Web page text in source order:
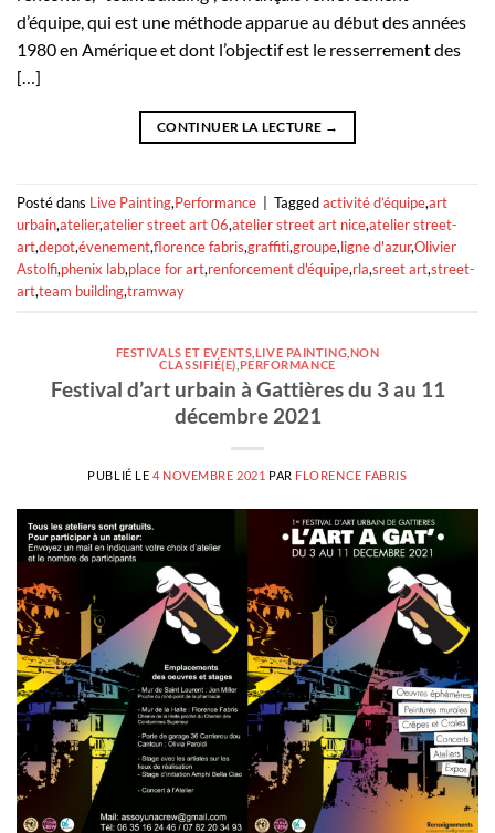
d’équipe, qui est une méthode apparue au début des années
1980 en Amérique et dont l’objectif est le resserrement des
[…]
CONTINUER LA LECTURE →
Posté dans Live Painting,Performance Taggedactivité d’équipe,art
urbain,atelier,atelier street art 06,atelier street art nice,atelier street-
art,depot,évenement,florence fabris,graffiti,groupe,ligne d'azur,Olivier
Astolfi,phenix lab,place for art,renforcement d'équipe,rla,sreet art,street-
art,team building,tramway
FESTIVALS ET EVENTS LIVE PAINTING NON
CLASSIFIÉ(E) PERFORMANCE
Festival d’art urbain à Gattières du 3 au 11
décembre 2021
PUBLIÉ LE 4 NOVEMBRE 2021 PAR FLORENCE FABRIS